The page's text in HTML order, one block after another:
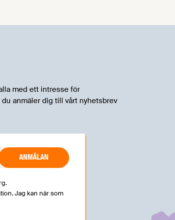
med ett intresse för
anmäler dig till vårt nyhetsbrev
Jag kan när som